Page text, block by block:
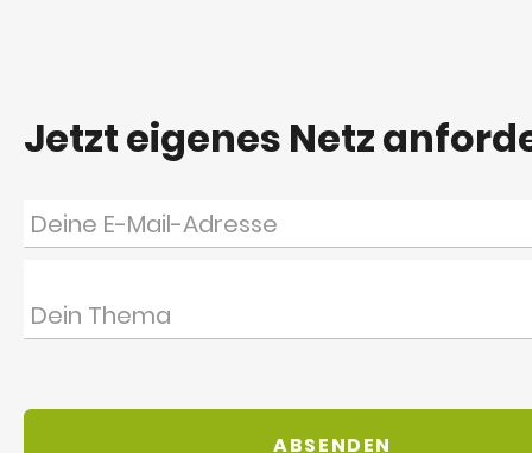
Jetzt eigenes Netz